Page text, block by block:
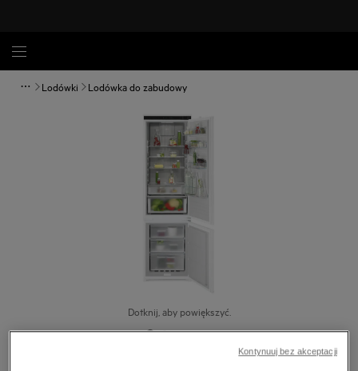
Lodówki Lodówka do zabudowy
Dotknij, aby powiększyć.
Kontynuuj bez akceptacji